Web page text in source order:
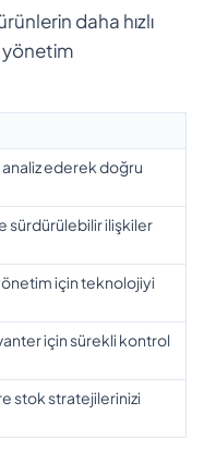
daha hızlı
yönetim
ederek doğru
sürdürülebilir ilişkiler
için teknolojiyi
için sürekli kontrol
stok stratejilerinizi